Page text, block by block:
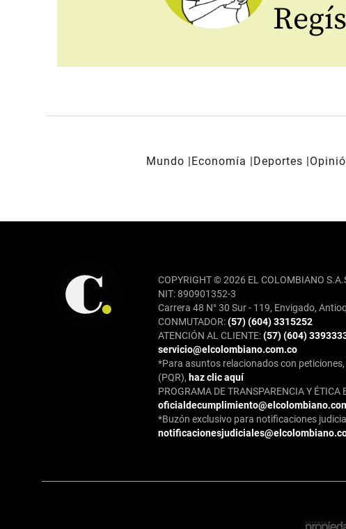
Mundo Economía Deportes
COPYRIGHT © 2026 EL COLOMBIANO
NIT: 890901352-3
Carrera 48 N° 30 Sur - 119, Envigado,
CONMUTADOR:(57) (604) 3315252
ATENCIÓN AL CLIENTE:(57) (604)
servicio@elcolombiano.com.co
*Para asuntos relacionados con
(PQR), haz clic aquí
PROGRAMA DE TRANSPARENCIA Y ÉTICA
*Buzón exclusivo para notificaciones